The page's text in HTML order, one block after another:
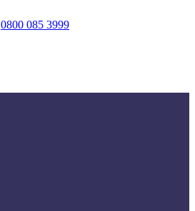
0800 085 3999